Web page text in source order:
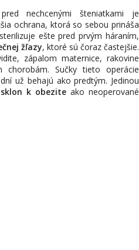
nechcenými šteniatkami je
ochrana, ktorá so sebou prináša
ešte pred prvým háraním,
žľazy, ktoré sú čoraz častejšie.
zápalom maternice, rakovine
chorobám. Sučky tieto operácie
už behajú ako predtým. Jedinou
k obezite ako neoperované